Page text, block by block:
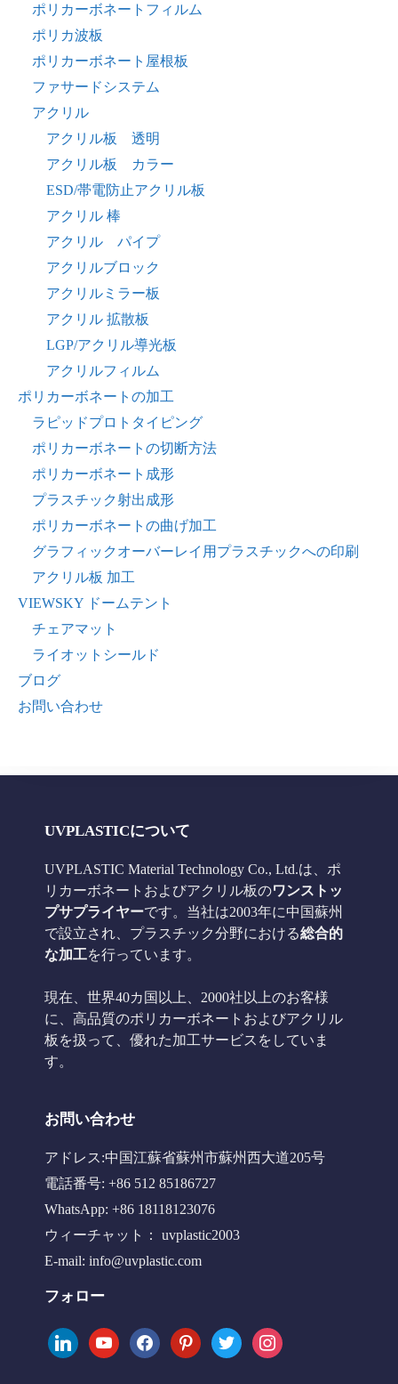
ポリカーボネートフィルム
ポリカ波板
ポリカーボネート屋根板
ファサードシステム
アクリル
アクリル板 透明
アクリル板 カラー
ESD/帯電防止アクリル板
アクリル 棒
アクリル パイプ
アクリルブロック
アクリルミラー板
アクリル 拡散板
LGP/アクリル導光板
アクリルフィルム
ポリカーボネートの加工
ラピッドプロトタイピング
ポリカーボネートの切断方法
ポリカーボネート成形
プラスチック射出成形
ポリカーボネートの曲げ加工
グラフィックオーバーレイ用プラスチックへの印刷
アクリル板 加工
VIEWSKY ドームテント
チェアマット
ライオットシールド
ブログ
お問い合わせ
UVPLASTICについて
UVPLASTIC Material Technology Co., Ltd.は、ポ
リカーボネートおよびアクリル板のワンストッ
プサプライヤーです。当社は2003年に中国蘇州
で設立され、プラスチック分野における総合的
な加工を行っています。
現在、世界40カ国以上、2000社以上のお客様
に、高品質のポリカーボネートおよびアクリル
板を扱って、優れた加工サービスをしていま
す。
お問い合わせ
アドレス:中国江蘇省蘇州市蘇州西大道205号
電話番号: +86 512 85186727
WhatsApp: +86 18118123076
ウィーチャット： uvplastic2003
E-mail: info@uvplastic.com
フォロー
linkedinyoutubefacebookpinteresttwitter instagram